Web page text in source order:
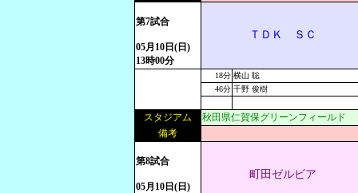
第7試合
05月10日(日)
13時00分
ＴＤＫ ＳＣ
18分 横山 聡
46分 千野 俊樹
スタジアム
秋田県仁賀保グリーンフィールド
備考
第8試合
05月10日(日)
町田ゼルビア